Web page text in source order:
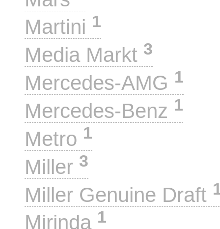
Martini 1
Media Markt 3
Mercedes-AMG 1
Mercedes-Benz 1
Metro 1
Miller 3
Miller Genuine Draft
Mirinda 1